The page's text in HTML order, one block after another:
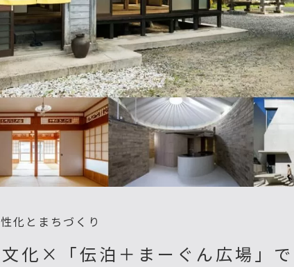
化とまちづくり
化×「伝泊＋まーぐん広場」で